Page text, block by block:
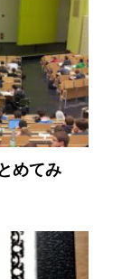
めてみ